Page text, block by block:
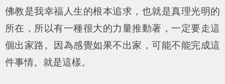
佛教是我幸福人生的根本追求，也就是真理光明的
所在，所以有一種很大的力量推動著，一定要走這
個出家路。因為感覺如果不出家，可能不能完成這
件事情。就是這樣。